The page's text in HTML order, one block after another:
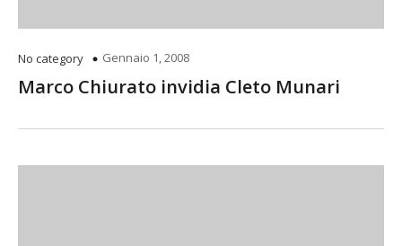
No category Gennaio 1, 2008
Marco Chiurato invidia Cleto Munari